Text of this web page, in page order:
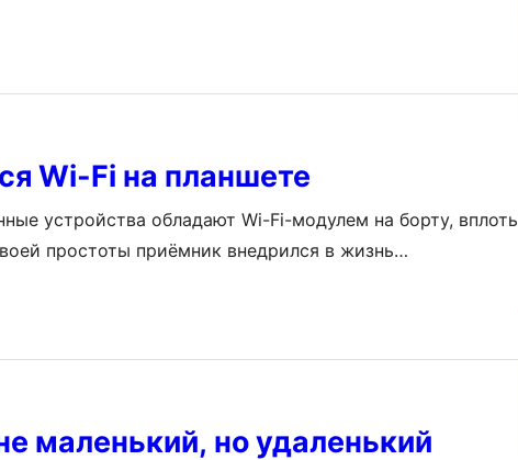
Wi-Fi на планшете
устройства обладают Wi-Fi-модулем на борту, вплоть
простоты приёмник внедрился в жизнь
устройства без Wi-Fi. Но чтобы
маленький, но удаленький